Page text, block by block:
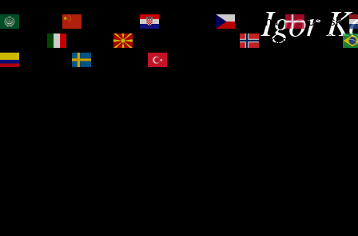
Igor
Čeština‎
Dansk
Norsk bokmål